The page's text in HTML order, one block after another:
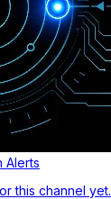
Alerts
this channel yet.